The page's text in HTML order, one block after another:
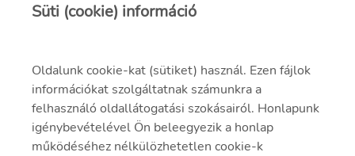
Süti (cookie) információ
Oldalunk cookie-kat (sütiket) használ. Ezen fájlok
információkat szolgáltatnak számunkra a
felhasználó oldallátogatási szokásairól. Honlapunk
igénybevételével Ön beleegyezik a honlap
működéséhez nélkülözhetetlen cookie-k